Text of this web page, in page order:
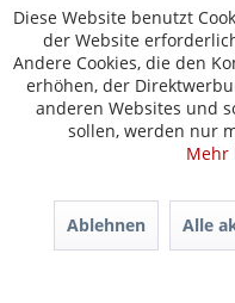
Kundenservice
Servicetelefon:05223-
E-Mail:kontakt@tuer-und-
© Tür-und-Zarge.de 2017
Diese Website benutzt
der Website
Andere Cookies, die den
erhöhen, der
anderen Websites und
sollen, werden nur
Mehr
Ablehnen Alle